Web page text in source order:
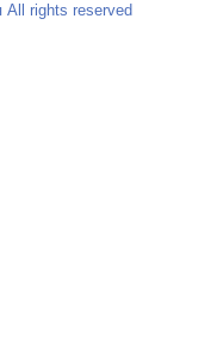
All rights reserved